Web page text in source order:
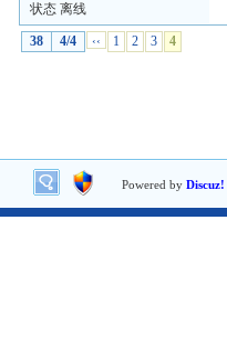
状态 离线
38 4/4 ‹‹ 1 2 3 4
Powered by Discuz!